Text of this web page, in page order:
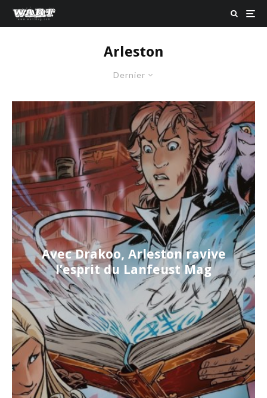
Arleston
Dernier
Avec Drakoo, Arleston ravive
l’esprit du Lanfeust Mag